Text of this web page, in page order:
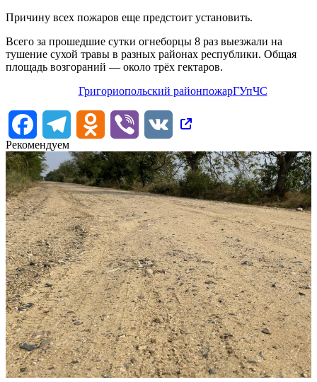
Причину всех пожаров еще предстоит установить.
Всего за прошедшие сутки огнеборцы 8 раз выезжали на
тушение сухой травы в разных районах республики. Общая
площадь возгораний — около трёх гектаров.
Григориопольский районпожарГУпЧС
FacebookTelegram Odnoklassniki
Viber
VK
Рекомендуем